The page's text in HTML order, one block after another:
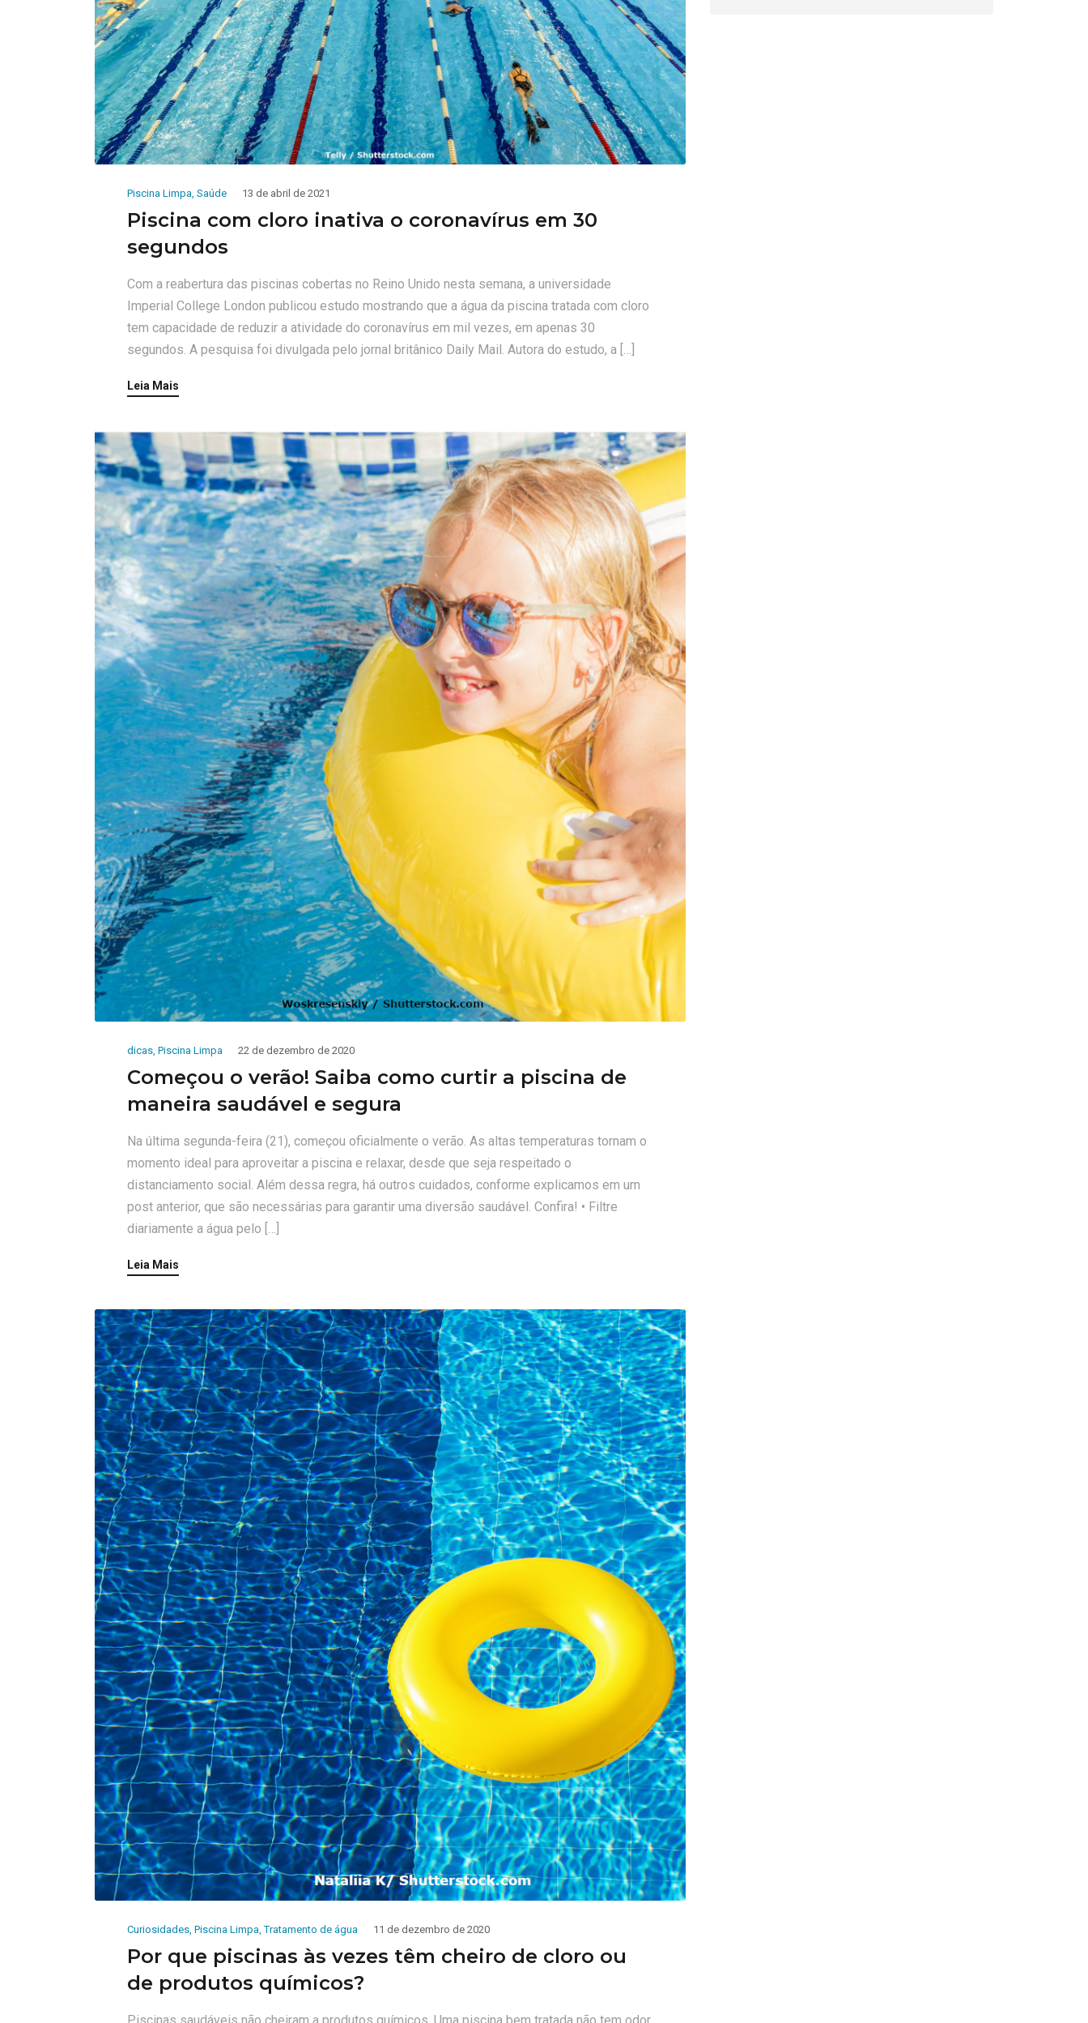
Piscina Limpa Saúde 13 de abril de 2021
Piscina com cloro inativa o coronavírus em 30
segundos
Com a reabertura das piscinas cobertas no Reino Unido nesta semana, a universidade
Imperial College London publicou estudo mostrando que a água da piscina tratada com cloro
tem capacidade de reduzir a atividade do coronavírus em mil vezes, em apenas 30
segundos. A pesquisa foi divulgada pelo jornal britânico Daily Mail. Autora do estudo, a […]
Leia Mais
dicas Piscina Limpa 22 de dezembro de 2020
Começou o verão! Saiba como curtir a piscina de
maneira saudável e segura
Na última segunda-feira (21), começou oficialmente o verão. As altas temperaturas tornam o
momento ideal para aproveitar a piscina e relaxar, desde que seja respeitado o
distanciamento social. Além dessa regra, há outros cuidados, conforme explicamos em um
post anterior, que são necessárias para garantir uma diversão saudável. Confira! • Filtre
diariamente a água pelo […]
Leia Mais
Curiosidades Piscina Limpa ,Tratamento de água 11 de dezembro de 2020
Por que piscinas às vezes têm cheiro de cloro ou
de produtos químicos?